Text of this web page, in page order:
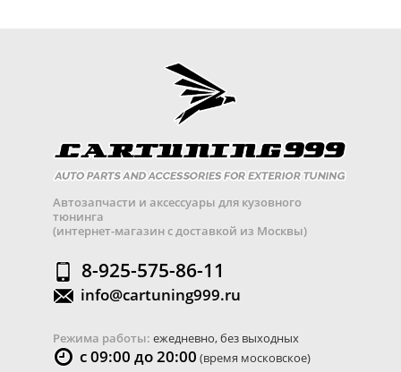
Автозапчасти и аксессуары для кузовного
тюнинга
(интернет-магазин с доставкой из Москвы)
8-925-575-86-11
info@cartuning999.ru
Режима работы: ежедневно, без выходных
с 09:00 до 20:00 (время московское)